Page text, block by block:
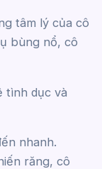
tâm lý của cô
bùng nổ, cô
tình dục và
nhanh.
răng, cô